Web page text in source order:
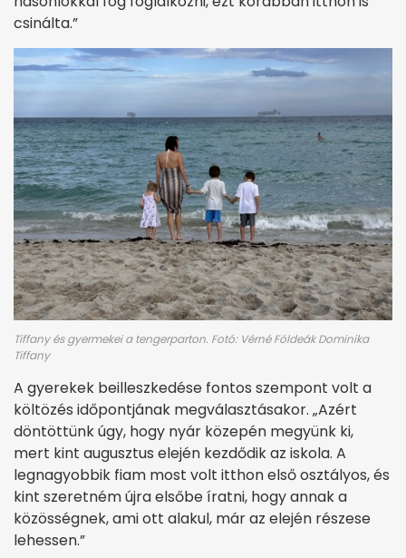
csinálta.”
Tiffany és gyermekei a tengerparton. Fotó: Vérné Földeák Dominika
Tiffany
A gyerekek beilleszkedése fontos szempont volt a
költözés időpontjának megválasztásakor. „Azért
döntöttünk úgy, hogy nyár közepén megyünk ki,
mert kint augusztus elején kezdődik az iskola. A
legnagyobbik fiam most volt itthon első osztályos, és
kint szeretném újra elsőbe íratni, hogy annak a
közösségnek, ami ott alakul, már az elején részese
lehessen.”